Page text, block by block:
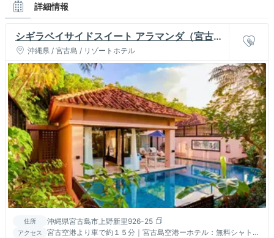
詳細情報
シギラベイサイドスイート アラマンダ（宮古
島）沖縄県 / 宮古島 / リゾートホテル
住所 沖縄県宮古島市上野新里926-25
アクセス
宮古空港より車で約１５分｜宮古島空港ーホテル：無料シャトル